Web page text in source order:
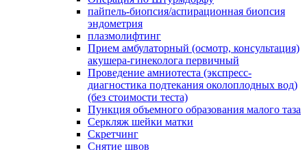
пайпель-биопсия/аспирационная биопсия
эндометрия
плазмолифтинг
Прием амбулаторный (осмотр, консультация)
акушера-гинеколога первичный
Проведение амниотеста (экспресс-
диагностика подтекания околоплодных вод)
(без стоимости теста)
Пункция объемного образования малого таза
Серкляж шейки матки
Скретчинг
Снятие швов